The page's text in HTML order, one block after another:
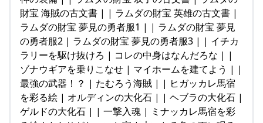
財宝 海賊の古文書 | | ラムダの財宝 英雄の古文書 |
ラムダの財宝 夢見の勇者服1 | | ラムダの財宝 夢見
の勇者服2 | ラムダの財宝 夢見の勇者服3 | | イチカ
ラリーを駆け抜けろ | コレの中身はなんだろな | |
ゾナウギアを乗りこなせ | マイホームを建てよう | |
最強の武器！？ | たむろう海賊 | | ヒガッカレ馬宿
を彩る絵 | オルディンの大化石 | | ヘブラの大化石 |
ゲルドの大化石 | | 一撃入魂 | ミナッカレ馬宿を彩